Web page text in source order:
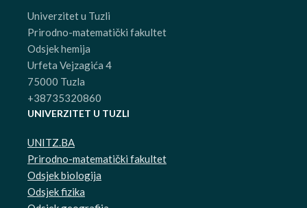
Univerzitet u Tuzli
Prirodno-matematički fakultet
Odsjek hemija
Urfeta Vejzagića 4
75000 Tuzla
+38735320860
UNIVERZITET U TUZLI
UNITZ.BA
Prirodno-matematički fakultet
Odsjek biologija
Odsjek fizika